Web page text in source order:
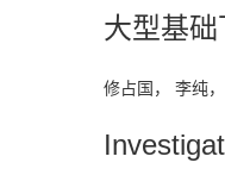
大型基
修占国， 李纯